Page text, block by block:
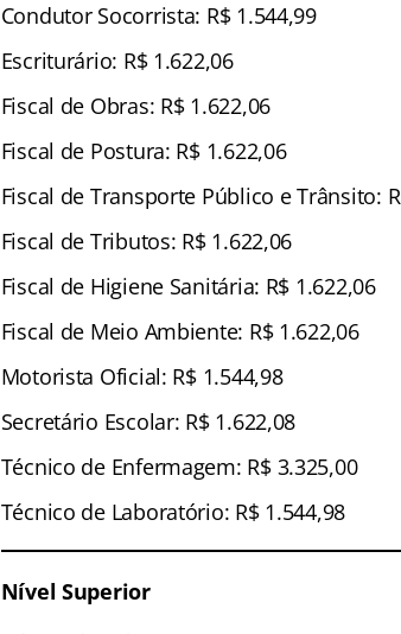
Condutor Socorrista: R$ 1.544,99
Escriturário: R$ 1.622,06
Fiscal de Obras: R$ 1.622,06
Fiscal de Postura: R$ 1.622,06
Fiscal de Transporte Público e Trânsito:
Fiscal de Tributos: R$ 1.622,06
Fiscal de Higiene Sanitária: R$ 1.622,06
Fiscal de Meio Ambiente: R$ 1.622,06
Motorista Oficial: R$ 1.544,98
Secretário Escolar: R$ 1.622,08
Técnico de Enfermagem: R$ 3.325,00
Técnico de Laboratório: R$ 1.544,98
Nível Superior